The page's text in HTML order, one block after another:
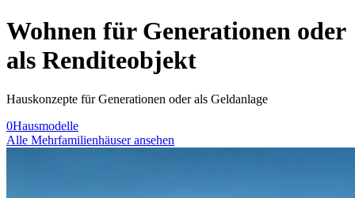
Wohnen für Generationen oder
als Renditeobjekt
Hauskonzepte für Generationen oder als Geldanlage
0Hausmodelle
Alle Mehrfamilienhäuser ansehen